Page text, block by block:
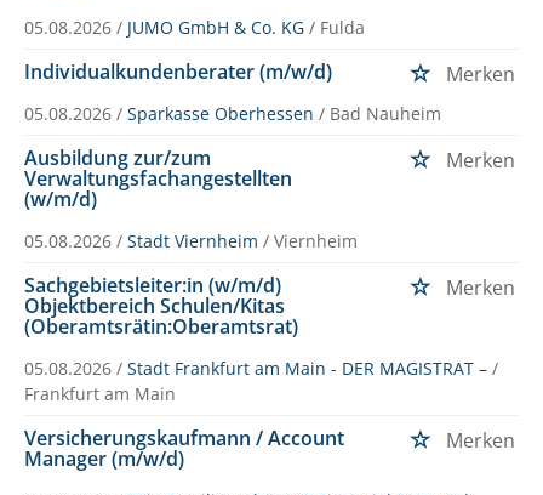
05.08.2026 / JUMO GmbH & Co. KG / Fulda
Individualkundenberater (m/w/d) Merken
05.08.2026 / Sparkasse Oberhessen / Bad Nauheim
Ausbildung zur/zum
Verwaltungsfachangestellten
(w/m/d)
Merken
05.08.2026 / Stadt Viernheim / Viernheim
Sachgebietsleiter:in (w/m/d)
Objektbereich Schulen/Kitas
(Oberamtsrätin:Oberamtsrat)
Merken
05.08.2026 / Stadt Frankfurt am Main - DER MAGISTRAT – /
Frankfurt am Main
Versicherungskaufmann / Account
Manager (m/w/d)
Merken